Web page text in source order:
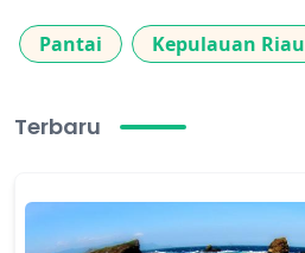
Pantai Kepulauan Riau
Terbaru